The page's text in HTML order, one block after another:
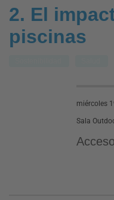
2. El
piscinas
miércoles
Sala